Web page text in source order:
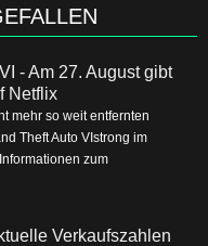
- Am 27. August gibt
Netflix
mehr so weit entfernten
Theft Auto VIstrong im
zum
Verkaufszahlen